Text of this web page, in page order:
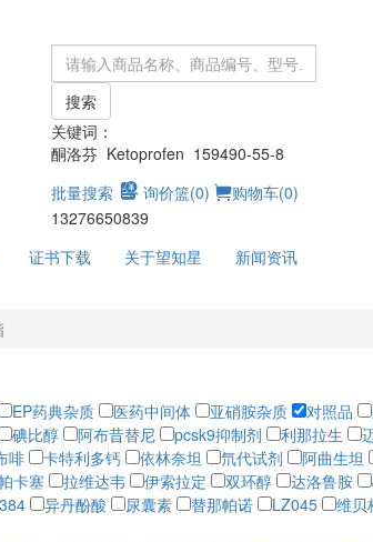
搜索
关键词：
酮洛芬 Ketoprofen 159490-55-8
批量搜索
询价篮(0) 购物车(0)
13276650839
证书下载 关于望知星 新闻资讯
EP药典杂质 医药中间体 亚硝胺杂质 对照品
碘比醇 阿布昔替尼 pcsk9抑制剂 利那拉生
啡 卡特利多钙 依林奈坦 氘代试剂 阿曲生坦
卡塞 拉维达韦 伊索拉定 双环醇 达洛鲁胺
异丹酚酸 尿囊素 替那帕诺 LZ045 维贝